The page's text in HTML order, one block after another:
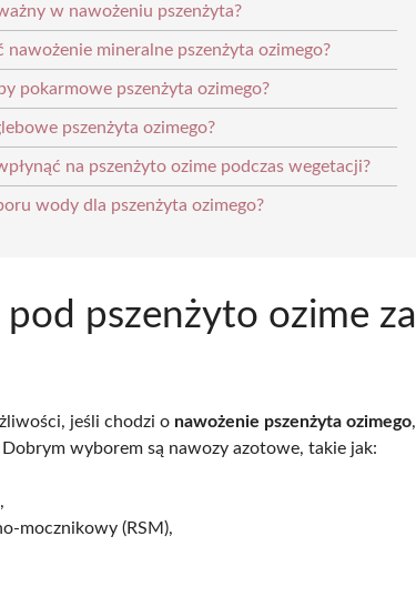
w nawożeniu pszenżyta?
mineralne pszenżyta ozimego?
pokarmowe pszenżyta ozimego?
pszenżyta ozimego?
na pszenżyto ozime podczas wegetacji?
wody dla pszenżyta ozimego?
pszenżyto ozime
jeśli chodzi o nawożenie pszenżyta ozimego
wyborem są nawozy azotowe, takie jak:
mocznikowy (RSM),